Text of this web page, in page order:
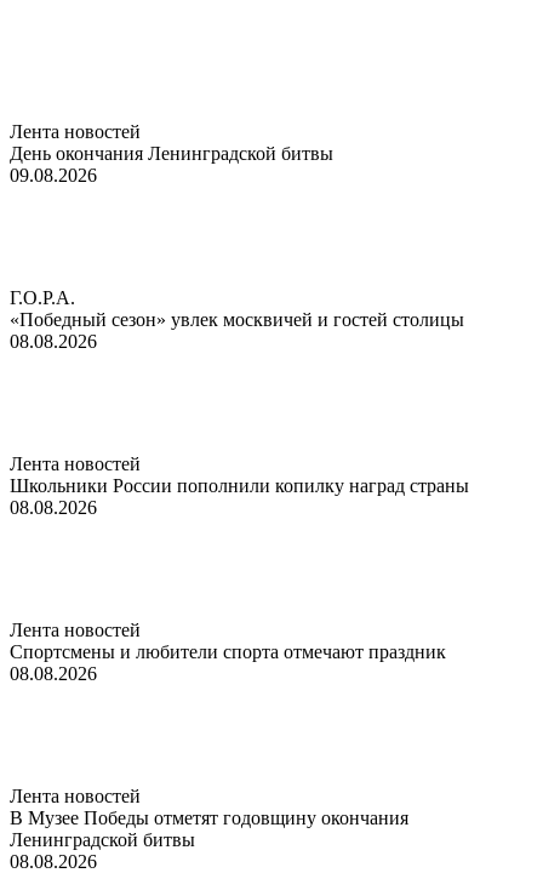
Лента новостей
День окончания Ленинградской битвы
09.08.2026
Г.О.Р.А.
«Победный сезон» увлек москвичей и гостей столицы
08.08.2026
Лента новостей
Школьники России пополнили копилку наград страны
08.08.2026
Лента новостей
Спортсмены и любители спорта отмечают праздник
08.08.2026
Лента новостей
В Музее Победы отметят годовщину окончания
Ленинградской битвы
08.08.2026